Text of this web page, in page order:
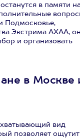
в памяти
Подмосковье,
Экстрима АХАА,
и организовать
в Москве
вид
позволяет